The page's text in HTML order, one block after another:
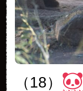
（18）